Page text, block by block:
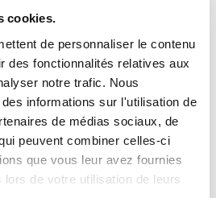
cookies.
de personnaliser le contenu
des fonctionnalités relatives aux
notre trafic. Nous
informations sur l'utilisation de
de médias sociaux, de
peuvent combiner celles-ci
que vous leur avez fournies
de votre utilisation de leurs
(hors franchise)
plein
LOCATION